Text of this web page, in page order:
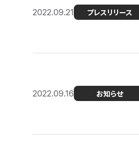
2022.09.21 プレスリリース
2022.09.16 お知らせ